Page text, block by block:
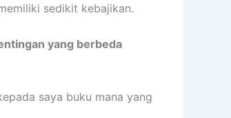
sedikit kebajikan.
yang berbeda
saya buku mana yang